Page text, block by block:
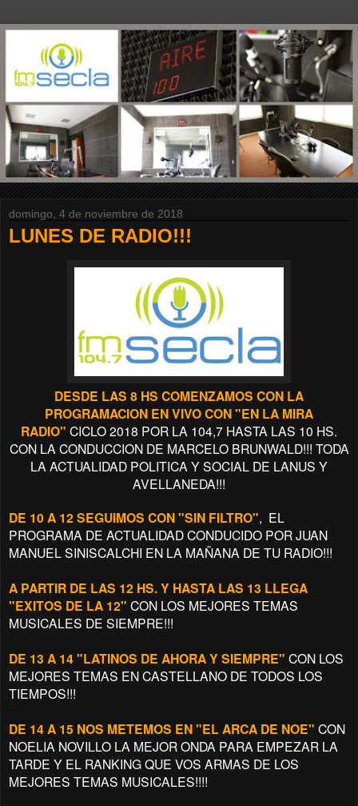
domingo, 4 de noviembre de 2018
LUNES DE RADIO!!!
DESDE LAS 8 HS COMENZAMOS CON LA
PROGRAMACION EN VIVO CON "EN LA MIRA
RADIO" CICLO 2018 POR LA 104,7 HASTA LAS 10 HS.
CON LA CONDUCCION DE MARCELO BRUNWALD!!! TODA
LA ACTUALIDAD POLITICA Y SOCIAL DE LANUS Y
AVELLANEDA!!!
DE 10 A 12 SEGUIMOS CON "SIN FILTRO", EL
PROGRAMA DE ACTUALIDAD CONDUCIDO POR JUAN
MANUEL SINISCALCHI EN LA MAÑANA DE TU RADIO!!!
A PARTIR DE LAS 12 HS. Y HASTA LAS 13 LLEGA
"EXITOS DE LA 12" CON LOS MEJORES TEMAS
MUSICALES DE SIEMPRE!!!
DE 13 A 14 "LATINOS DE AHORA Y SIEMPRE" CON LOS
MEJORES TEMAS EN CASTELLANO DE TODOS LOS
TIEMPOS!!!
DE 14 A 15 NOS METEMOS EN "EL ARCA DE NOE" CON
NOELIA NOVILLO LA MEJOR ONDA PARA EMPEZAR LA
TARDE Y EL RANKING QUE VOS ARMAS DE LOS
MEJORES TEMAS MUSICALES!!!!